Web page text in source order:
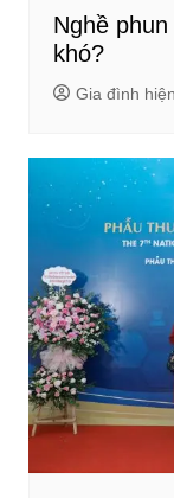
Nghề
khó?
Gia đình